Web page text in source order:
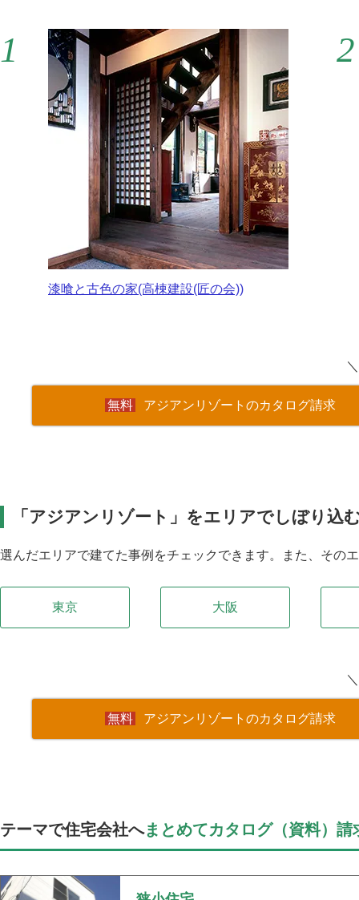
漆喰と古色の家(高棟建設(匠の会))
アジアンリゾートのカタログ請求
「アジアンリゾート」をエリアでしぼり込
選んだエリアで建てた事例をチェックできます。また、その
東京 大阪
アジアンリゾートのカタログ請求
テーマで住宅会社へまとめてカタログ（資料）請